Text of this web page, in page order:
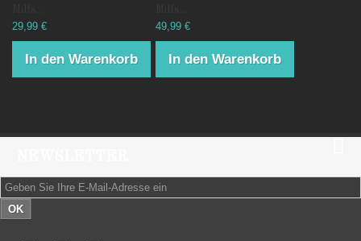
29,99 €
In den Warenkorb
49,99 €
In den Warenkorb
OK